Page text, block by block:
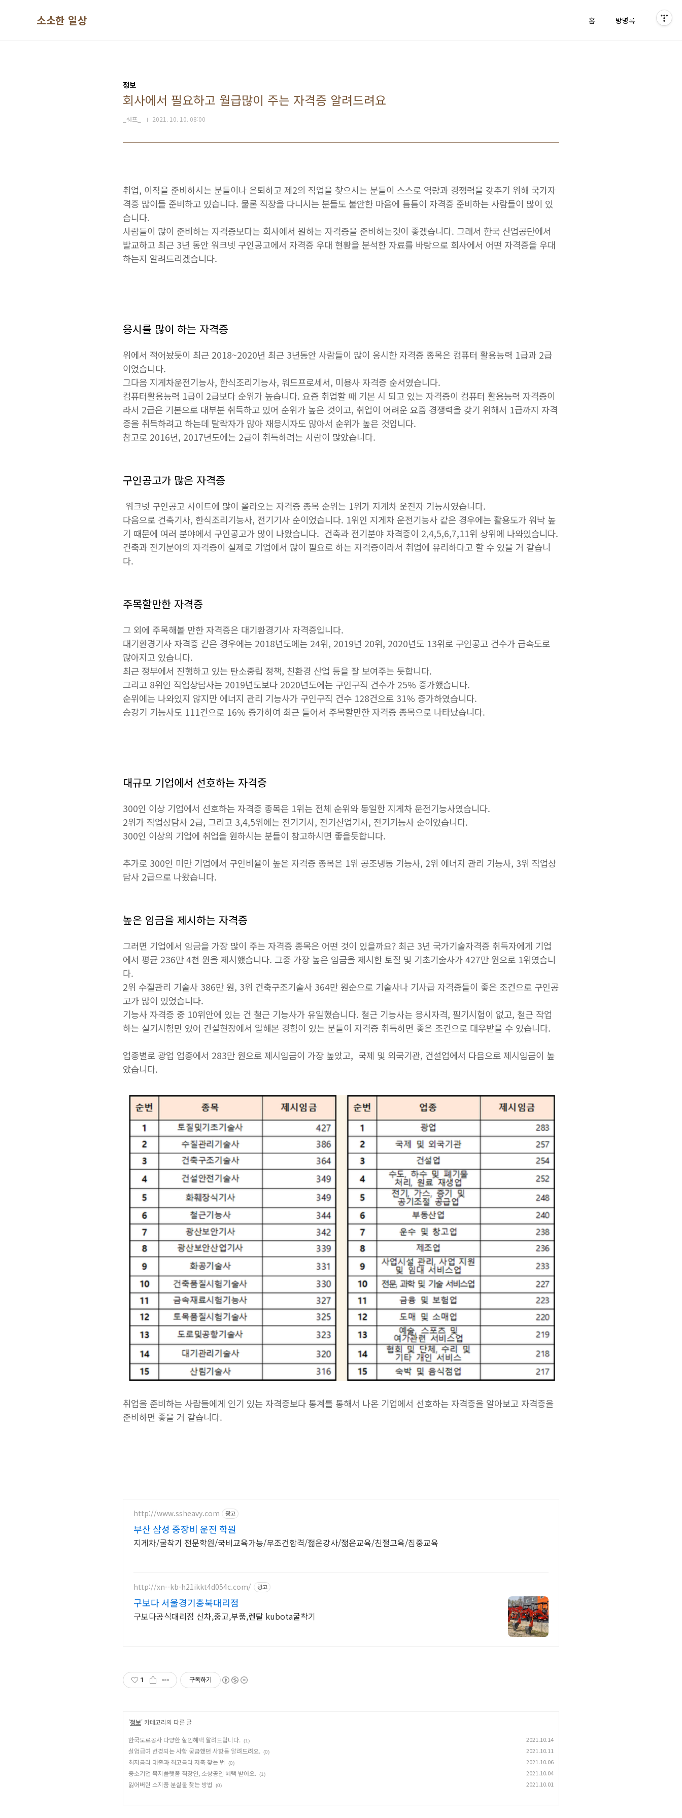
소소한 일상 홈 방명록
정보
회사에서 필요하고 월급많이 주는 자격증 알려드려요
_쉐프_ 2021. 10. 10. 08:00
취업, 이직을 준비하시는 분들이나 은퇴하고 제2의 직업을 찾으시는 분들이 스스로 역량과 경쟁력을 갖추기 위해 국가자
격증 많이들 준비하고 있습니다. 물론 직장을 다니시는 분들도 불안한 마음에 틈틈이 자격증 준비하는 사람들이 많이 있
습니다.
사람들이 많이 준비하는 자격증보다는 회사에서 원하는 자격증을 준비하는것이 좋겠습니다. 그래서 한국 산업공단에서
발교하고 최근 3년 동안 워크넷 구인공고에서 자격증 우대 현황을 분석한 자료를 바탕으로 회사에서 어떤 자격증을 우대
하는지 알려드리겠습니다.
응시를 많이 하는 자격증
위에서 적어놨듯이 최근 2018~2020년 최근 3년동안 사람들이 많이 응시한 자격증 종목은 컴퓨터 활용능력 1급과 2급
이었습니다.
그다음 지게차운전기능사, 한식조리기능사, 워드프로세서, 미용사 자격증 순서였습니다.
컴퓨터활용능력 1급이 2급보다 순위가 높습니다. 요즘 취업할 때 기본 시 되고 있는 자격증이 컴퓨터 활용능력 자격증이
라서 2급은 기본으로 대부분 취득하고 있어 순위가 높은 것이고, 취업이 어려운 요즘 경쟁력을 갖기 위해서 1급까지 자격
증을 취득하려고 하는데 탈락자가 많아 재응시자도 많아서 순위가 높은 것입니다.
참고로 2016년, 2017년도에는 2급이 취득하려는 사람이 많았습니다.
구인공고가 많은 자격증
워크넷 구인공고 사이트에 많이 올라오는 자격증 종목 순위는 1위가 지게차 운전자 기능사였습니다.
다음으로 건축기사, 한식조리기능사, 전기기사 순이었습니다. 1위인 지게차 운전기능사 같은 경우에는 활용도가 워낙 높
기 때문에 여러 분야에서 구인공고가 많이 나왔습니다. 건축과 전기분야 자격증이 2,4,5,6,7,11위 상위에 나와있습니다.
건축과 전기분야의 자격증이 실제로 기업에서 많이 필요로 하는 자격증이라서 취업에 유리하다고 할 수 있을 거 같습니
다.
주목할만한 자격증
그 외에 주목해볼 만한 자격증은 대기환경기사 자격증입니다.
대기환경기사 자격증 같은 경우에는 2018년도에는 24위, 2019년 20위, 2020년도 13위로 구인공고 건수가 급속도로
많아지고 있습니다.
최근 정부에서 진행하고 있는 탄소중립 정책, 친환경 산업 등을 잘 보여주는 듯합니다.
그리고 8위인 직업상담사는 2019년도보다 2020년도에는 구인구직 건수가 25% 증가했습니다.
순위에는 나와있지 않지만 에너지 관리 기능사가 구인구직 건수 128건으로 31% 증가하였습니다.
승강기 기능사도 111건으로 16% 증가하여 최근 들어서 주목할만한 자격증 종목으로 나타났습니다.
대규모 기업에서 선호하는 자격증
300인 이상 기업에서 선호하는 자격증 종목은 1위는 전체 순위와 동일한 지게차 운전기능사였습니다.
2위가 직업상담사 2급, 그리고 3,4,5위에는 전기기사, 전기산업기사, 전기기능사 순이었습니다.
300인 이상의 기업에 취업을 원하시는 분들이 참고하시면 좋을듯합니다.
추가로 300인 미만 기업에서 구인비율이 높은 자격증 종목은 1위 공조냉동 기능사, 2위 에너지 관리 기능사, 3위 직업상
담사 2급으로 나왔습니다.
높은 임금을 제시하는 자격증
그러면 기업에서 임금을 가장 많이 주는 자격증 종목은 어떤 것이 있을까요? 최근 3년 국가기술자격증 취득자에게 기업
에서 평균 236만 4천 원을 제시했습니다. 그중 가장 높은 임금을 제시한 토질 및 기초기술사가 427만 원으로 1위였습니
다.
2위 수질관리 기술사 386만 원, 3위 건축구조기술사 364만 원순으로 기술사나 기사급 자격증들이 좋은 조건으로 구인공
고가 많이 있었습니다.
기능사 자격증 중 10위안에 있는 건 철근 기능사가 유일했습니다. 철근 기능사는 응시자격, 필기시험이 없고, 철근 작업
하는 실기시험만 있어 건설현장에서 일해본 경험이 있는 분들이 자격증 취득하면 좋은 조건으로 대우받을 수 있습니다.
업종별로 광업 업종에서 283만 원으로 제시임금이 가장 높았고, 국제 및 외국기관, 건설업에서 다음으로 제시임금이 높
았습니다.
취업을 준비하는 사람들에게 인기 있는 자격증보다 통계를 통해서 나온 기업에서 선호하는 자격증을 알아보고 자격증을
준비하면 좋을 거 같습니다.
http://www.ssheavy.com 광고
부산 삼성 중장비 운전 학원
지게차/굴착기 전문학원/국비교육가능/무조건합격/젊은강사/젊은교육/친절교육/집중교육
http://xn--kb-h21ikkt4d054c.com/ 광고
구보다 서울경기충북대리점
구보다공식대리점 신차,중고,부품,렌탈 kubota굴착기
1 구독하기
'정보' 카테고리의 다른 글
한국도로공사 다양한 할인혜택 알려드립니다. (1) 2021.10.14
실업급여 변경되는 사항 궁금했던 사항들 알려드려요. (0) 2021.10.11
최저금리 대출과 최고금리 저축 찾는 법 (0) 2021.10.06
중소기업 복지플랫폼 직장인, 소상공인 혜택 받아요. (1) 2021.10.04
잃어버린 소지품 분실물 찾는 방법 (0) 2021.10.01